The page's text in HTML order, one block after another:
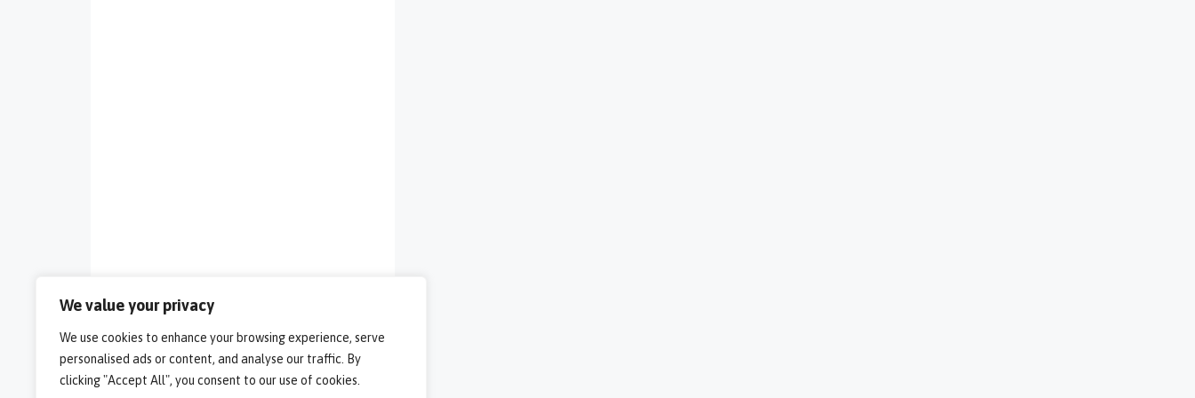
We value your privacy
We use cookies to enhance your browsing experience, serve
personalised ads or content, and analyse our traffic. By
clicking "Accept All", you consent to our use of cookies.